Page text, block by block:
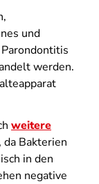
und
werden.
weitere
, da Bakterien
in den
negative